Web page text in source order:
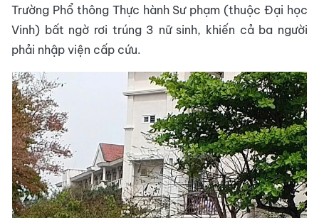
Trường Phổ thông Thực hành Sư phạm (thuộc Đại học
Vinh) bất ngờ rơi trúng 3 nữ sinh, khiến cả ba người
phải nhập viện cấp cứu.